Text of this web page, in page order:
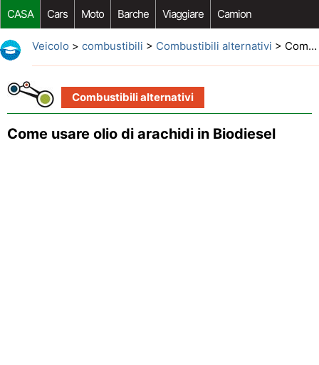
CASA Cars Moto Barche Viaggiare Camion
Riparazione Auto Acquisto Auto Car Opzioni Aftermarket
Veicolo > combustibili > Combustibili alternativi > Come usare olio di arachidi in Biodiesel
Combustibili alternativi
Come usare olio di arachidi in Biodiesel